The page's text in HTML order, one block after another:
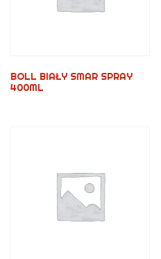
BOLL BIAŁY SMAR SPRAY
400ML